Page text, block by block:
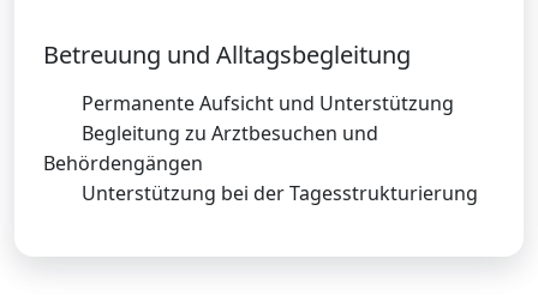
Betreuung und Alltagsbegleitung
Permanente Aufsicht und Unterstützung
Begleitung zu Arztbesuchen und
Behördengängen
Unterstützung bei der Tagesstrukturierung